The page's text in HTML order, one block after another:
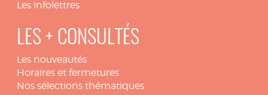
Les infolettres
LES + CONSULTÉS
Les nouveautés
Horaires et fermetures
Nos sélections thématiques